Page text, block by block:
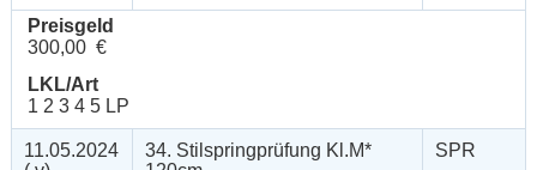
Preisgeld
300,00 €
LKL/Art
1 2 3 4 5 LP
11.05.2024
34. Stilspringprüfung Kl.M*
SPR